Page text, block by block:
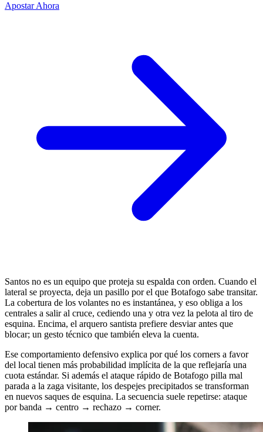
Apostar Ahora
Santos no es un equipo que proteja su espalda con orden. Cuando el
lateral se proyecta, deja un pasillo por el que Botafogo sabe transitar.
La cobertura de los volantes no es instantánea, y eso obliga a los
centrales a salir al cruce, cediendo una y otra vez la pelota al tiro de
esquina. Encima, el arquero santista prefiere desviar antes que
blocar; un gesto técnico que también eleva la cuenta.
Ese comportamiento defensivo explica por qué los corners a favor
del local tienen más probabilidad implícita de la que reflejaría una
cuota estándar. Si además el ataque rápido de Botafogo pilla mal
parada a la zaga visitante, los despejes precipitados se transforman
en nuevos saques de esquina. La secuencia suele repetirse: ataque
por banda → centro → rechazo → corner.